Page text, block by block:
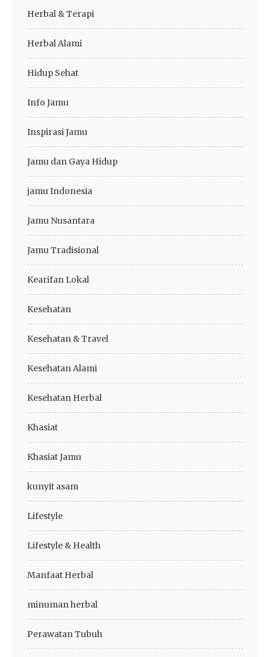
Herbal & Terapi
Herbal Alami
Hidup Sehat
Info Jamu
Inspirasi Jamu
Jamu dan Gaya Hidup
jamu Indonesia
Jamu Nusantara
Jamu Tradisional
Kearifan Lokal
Kesehatan
Kesehatan & Travel
Kesehatan Alami
Kesehatan Herbal
Khasiat
Khasiat Jamu
kunyit asam
Lifestyle
Lifestyle & Health
Manfaat Herbal
minuman herbal
Perawatan Tubuh